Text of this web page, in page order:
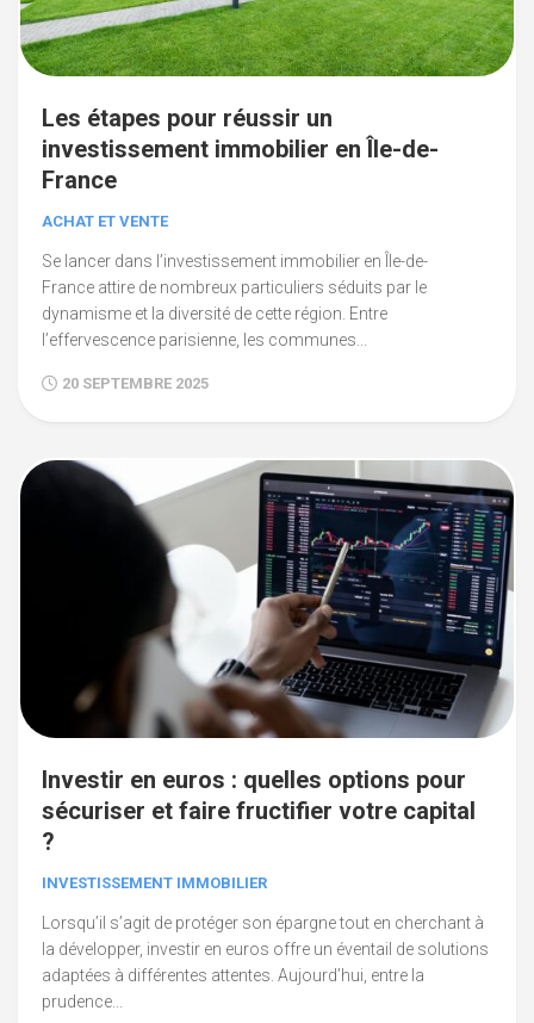
Les étapes pour réussir un
investissement immobilier en Île-de-
France
ACHAT ET VENTE
Se lancer dans l’investissement immobilier en Île-de-
France attire de nombreux particuliers séduits par le
dynamisme et la diversité de cette région. Entre
l’effervescence parisienne, les communes...
20 SEPTEMBRE 2025
Investir en euros : quelles options pour
sécuriser et faire fructifier votre capital
?
INVESTISSEMENT IMMOBILIER
Lorsqu’il s’agit de protéger son épargne tout en cherchant à
la développer, investir en euros offre un éventail de solutions
adaptées à différentes attentes. Aujourd’hui, entre la
prudence...